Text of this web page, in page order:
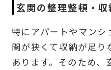
玄関の整理整頓・収
特にアパートやマンシ
関が狭くて収納が足り
あります。そのため、